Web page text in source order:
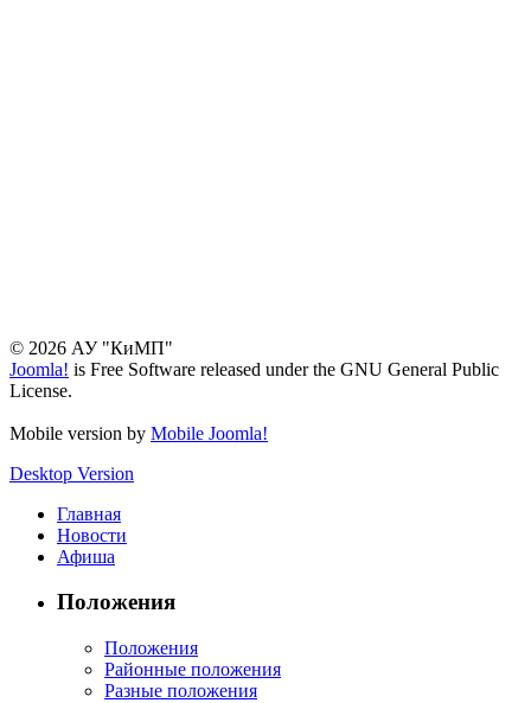
© 2026 АУ "КиМП"
Joomla! is Free Software released under the GNU General Public
License.
Mobile version by Mobile Joomla!
Desktop Version
Главная
Новости
Афиша
Положения
Положения
Районные положения
Разные положения